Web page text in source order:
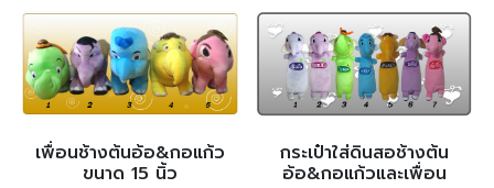
เพื่อนช้างต้นอ้อ&กอแก้ว
ขนาด 15 นิ้ว
กระเป๋าใส่ดินสอช้างต้น
อ้อ&กอแก้วและเพื่อน